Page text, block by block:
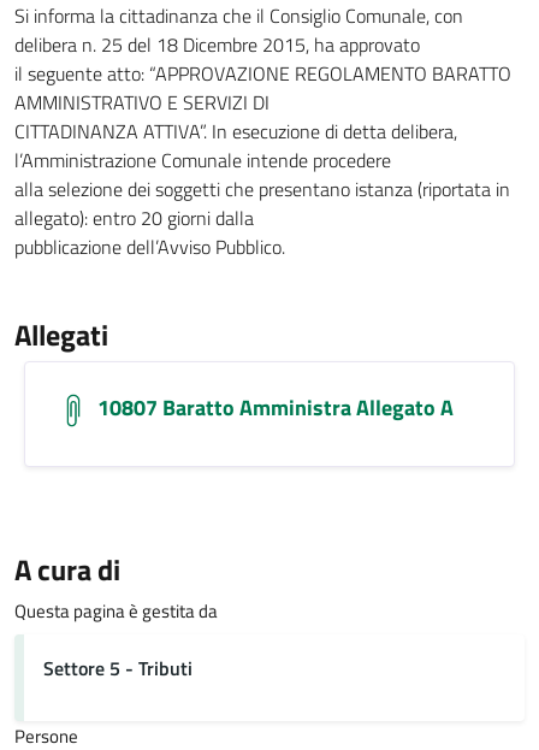
Si informa la cittadinanza che il Consiglio Comunale, con
delibera n. 25 del 18 Dicembre 2015, ha approvato
il seguente atto: “APPROVAZIONE REGOLAMENTO BARATTO
AMMINISTRATIVO E SERVIZI DI
CITTADINANZA ATTIVA”. In esecuzione di detta delibera,
l’Amministrazione Comunale intende procedere
alla selezione dei soggetti che presentano istanza (riportata in
allegato): entro 20 giorni dalla
pubblicazione dell’Avviso Pubblico.
Allegati
10807 Baratto Amministra Allegato A
A cura di
Questa pagina è gestita da
Settore 5 - Tributi
Persone